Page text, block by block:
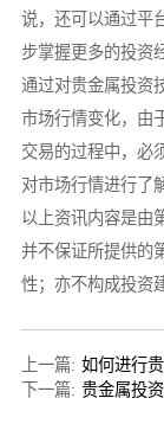
说，还可以通过平
步掌握更多的投资
通过对贵金属投资
市场行情变化，由
交易的过程中，必
对市场行情进行了
以上资讯内容是由
并不保证所提供的
性；亦不构成投资
上一篇:
下一篇: